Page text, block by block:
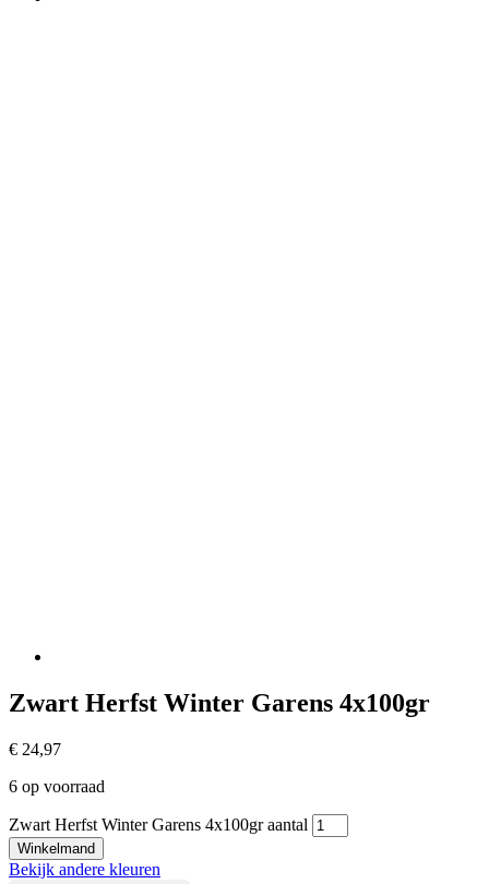
Zwart Herfst Winter Garens 4x100gr
€ 24,97
6 op voorraad
Zwart Herfst Winter Garens 4x100gr aantal
Winkelmand
Bekijk andere kleuren